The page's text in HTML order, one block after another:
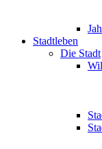
Stadtleben
Die Stadt